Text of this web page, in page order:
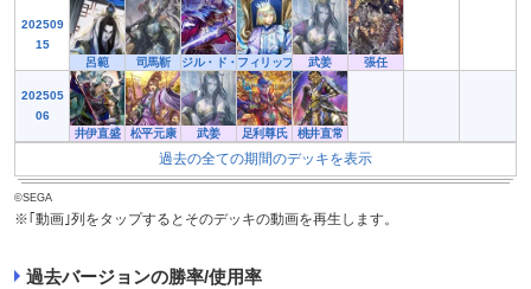
202509
15
呂範
司馬靳 ジル・ド・レフィリップ６世武姜 張任
202505
06
井伊直盛
松平元康 武姜 足利尊氏 桃井直常
過去の全ての期間のデッキを表示
©SEGA
※｢動画｣列をタップするとそのデッキの動画を再生します。
過去バージョンの勝率/使用率